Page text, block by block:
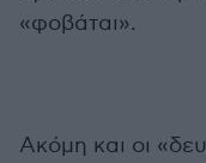
«φοβάται».
Ακόμη και οι